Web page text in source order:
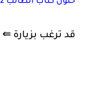
قد ترغب بزيارة ⇚